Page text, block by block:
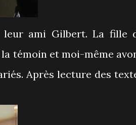
leur ami Gilbert. La fille
témoin et moi-même
Après lecture des